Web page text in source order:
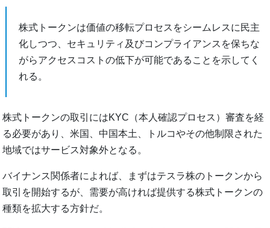
株式トークンは価値の移転プロセスをシームレスに民主
化しつつ、セキュリティ及びコンプライアンスを保ちな
がらアクセスコストの低下が可能であることを示してく
れる。
株式トークンの取引にはKYC（本人確認プロセス）審査を経
る必要があり、米国、中国本土、トルコやその他制限された
地域ではサービス対象外となる。
バイナンス関係者によれば、まずはテスラ株のトークンから
取引を開始するが、需要が高ければ提供する株式トークンの
種類を拡大する方針だ。